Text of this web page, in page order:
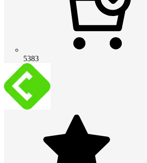
5383